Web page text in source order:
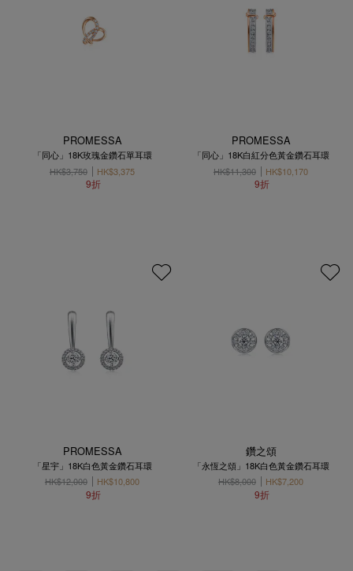
PROMESSA
「同心」18K玫瑰金鑽石單耳環
HK$3,750
HK$3,375
9折
PROMESSA
「同心」18K白紅分色黃金鑽石耳環
HK$11,300
HK$10,170
9折
PROMESSA
「星宇」18K白色黃金鑽石耳環
HK$12,000
HK$10,800
9折
鑽之頌
「永恆之頌」18K白色黃金鑽石耳環
HK$8,000
HK$7,200
9折